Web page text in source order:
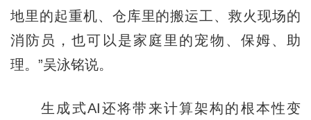
地里的起重机、仓库里的搬运工、救火现场的
消防员，也可以是家庭里的宠物、保姆、助
理。”吴泳铭说。
生成式AI还将带来计算架构的根本性变